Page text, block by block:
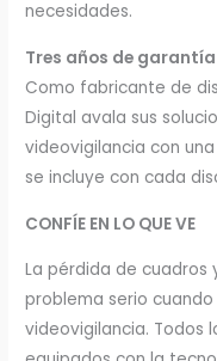
necesidades.
Tres años de
Como fabricante de
Digital avala sus
videovigilancia con
se incluye con cada
CONFÍE EN LO QUE VE
La pérdida de cuadros
problema serio
videovigilancia. Todos